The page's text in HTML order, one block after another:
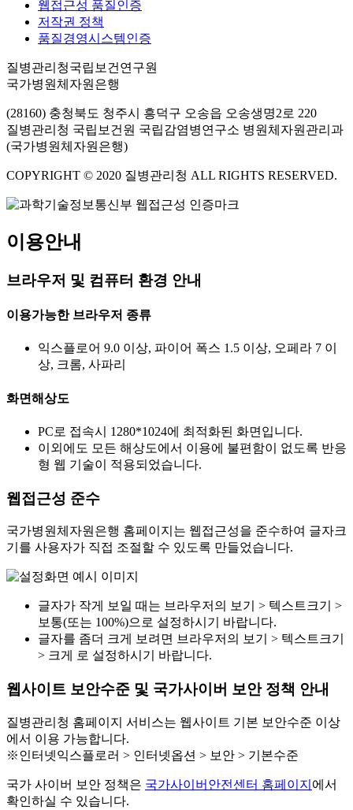
웹접근성 품질인증
저작권 정책
품질경영시스템인증
질병관리청국립보건연구원
국가병원체자원은행
(28160) 충청북도 청주시 흥덕구 오송읍 오송생명2로 220
질병관리청 국립보건원 국립감염병연구소 병원체자원관리과
(국가병원체자원은행)
COPYRIGHT © 2020 질병관리청 ALL RIGHTS RESERVED.
이용안내
브라우저 및 컴퓨터 환경 안내
이용가능한 브라우저 종류
익스플로어 9.0 이상, 파이어 폭스 1.5 이상, 오페라 7 이
상, 크롬, 사파리
화면해상도
PC로 접속시 1280*1024에 최적화된 화면입니다.
이외에도 모든 해상도에서 이용에 불편함이 없도록 반응
형 웹 기술이 적용되었습니다.
웹접근성 준수
국가병원체자원은행 홈페이지는 웹접근성을 준수하여 글자크
기를 사용자가 직접 조절할 수 있도록 만들었습니다.
글자가 작게 보일 때는 브라우저의 보기 > 텍스트크기 >
보통(또는 100%)으로 설정하시기 바랍니다.
글자를 좀더 크게 보려면 브라우저의 보기 > 텍스트크기
> 크게 로 설정하시기 바랍니다.
웹사이트 보안수준 및 국가사이버 보안 정책 안내
질병관리청 홈페이지 서비스는 웹사이트 기본 보안수준 이상
에서 이용 가능합니다.
※인터넷익스플로러 > 인터넷옵션 > 보안 > 기본수준
국가 사이버 보안 정책은 국가사이버안전센터 홈페이지 에서
확인하실 수 있습니다.